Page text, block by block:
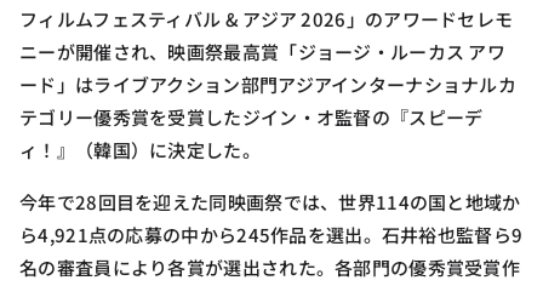
フィルムフェスティバル & アジア 2026」のアワードセレモ
ニーが開催され、映画祭最高賞「ジョージ・ルーカス アワ
ード」はライブアクション部門アジアインターナショナルカ
テゴリー優秀賞を受賞したジイン・オ監督の『スピーデ
ィ！』（韓国）に決定した。
今年で28回目を迎えた同映画祭では、世界114の国と地域か
ら4,921点の応募の中から245作品を選出。石井裕也監督ら9
名の審査員により各賞が選出された。各部門の優秀賞受賞作